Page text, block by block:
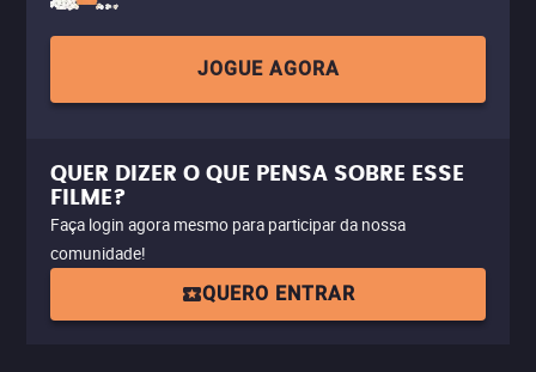
JOGUE AGORA
QUER DIZER O QUE PENSA SOBRE ESSE
FILME?
Faça login agora mesmo para participar da nossa
comunidade!
QUERO ENTRAR